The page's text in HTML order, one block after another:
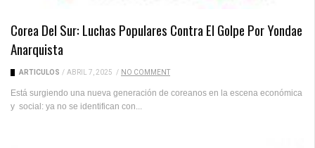
Corea Del Sur: Luchas Populares Contra El Golpe Por Yondae
Anarquista
ARTICULOS / ABRIL 7, 2025 / NO COMMENT
Está surgiendo una nueva generación de coreanos en la escena económica
y social: ya no se identifican con...